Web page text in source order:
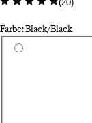
(20)
Farbe: Black/Black
Wähle eine Farbe